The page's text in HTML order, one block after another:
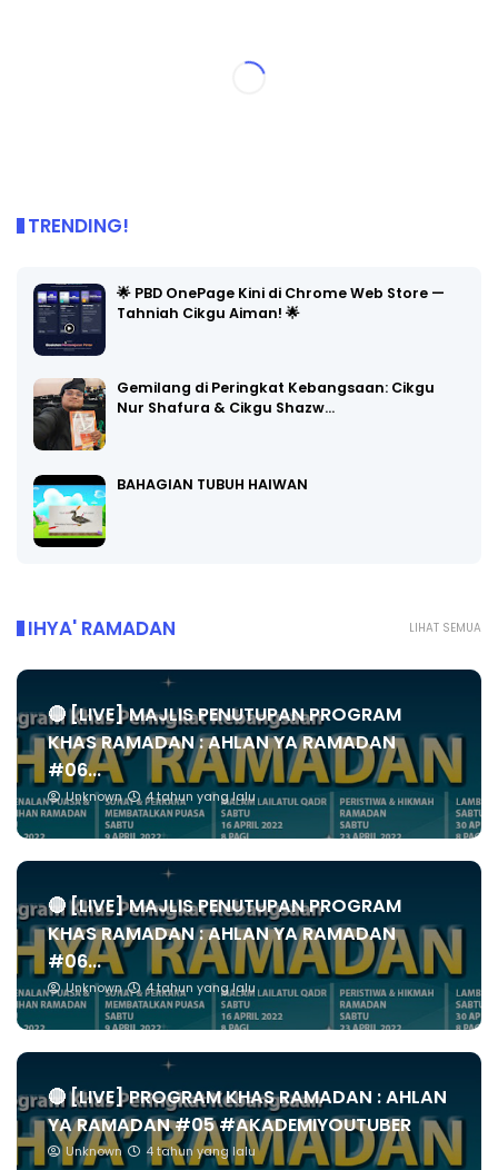
TRENDING!
🌟 PBD OnePage Kini di Chrome Web Store —
Tahniah Cikgu Aiman! 🌟
Gemilang di Peringkat Kebangsaan: Cikgu
Nur Shafura & Cikgu Shazw…
BAHAGIAN TUBUH HAIWAN
LIHAT SEMUA
IHYA' RAMADAN
🔴 [LIVE] MAJLIS PENUTUPAN PROGRAM
KHAS RAMADAN : AHLAN YA RAMADAN
#06...
Unknown 4 tahun yang lalu
🔴 [LIVE] MAJLIS PENUTUPAN PROGRAM
KHAS RAMADAN : AHLAN YA RAMADAN
#06...
Unknown 4 tahun yang lalu
🔴 [LIVE] PROGRAM KHAS RAMADAN : AHLAN
YA RAMADAN #05 #AKADEMIYOUTUBER
Unknown 4 tahun yang lalu